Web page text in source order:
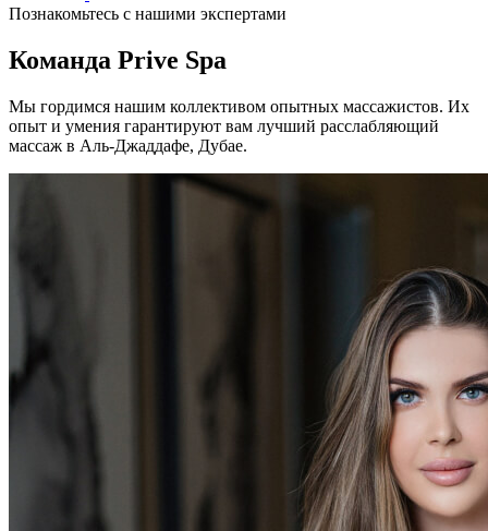
Познакомьтесь с нашими экспертами
Команда Prive Spa
Мы гордимся нашим коллективом опытных массажистов. Их
опыт и умения гарантируют вам лучший расслабляющий
массаж в Аль-Джаддафе, Дубае.